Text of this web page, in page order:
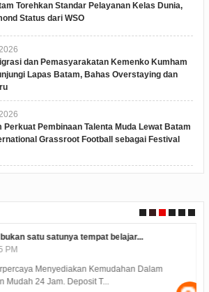
Torehkan Standar Pelayanan Kelas Dunia,
Status dari WSO
dan Pemasyarakatan Kemenko Kumham
Lapas Batam, Bahas Overstaying dan
Perkuat Pembinaan Talenta Muda Lewat Batam
Grassroot Football sebagai Festival
satu satunya tempat belajar...
Menyediakan Kemudahan Dalam
24 Jam. Deposit T...